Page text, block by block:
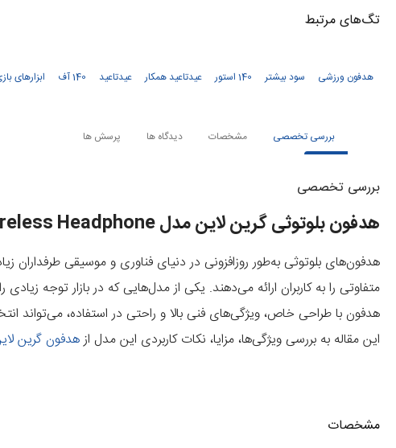
تگ‌های‌ مرتبط
هدفون ورزشی سود بیشتر 140 استور عیدتاعید همکار عیدتاعید 140 آف ابزارهای
بررسی تخصصی مشخصات دیدگاه ها پرسش ها
بررسی تخصصی
هدفون بلوتوثی گرین لاین مدل Green Lion Santiago Wireless Headphone
هدفون‌های بلوتوثی به‌طور روزافزونی در دنیای فناوری و موسیقی طرفداران
متفاوتی را به کاربران ارائه می‌دهند. یکی از مدل‌هایی که در بازار توجه
هدفون با طراحی خاص، ویژگی‌های فنی بالا و راحتی در استفاده، می‌تواند
این مقاله به بررسی ویژگی‌ها، مزایا، نکات کاربردی این مدل ازهدفون گرین
مشخصات